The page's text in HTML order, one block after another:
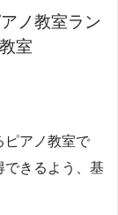
ノ教室ラン
室
ピアノ教室で
できるよう、基